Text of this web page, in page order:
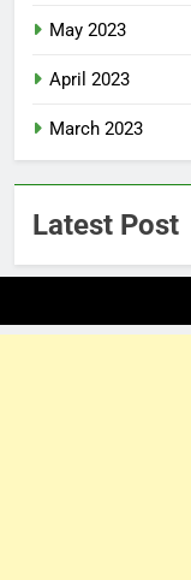
May 2023
April 2023
March 2023
Latest Post